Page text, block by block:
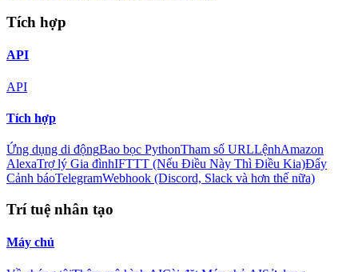
Tích hợp
API
API
Tích hợp
Ứng dụng di độngBao bọc PythonTham số URLLệnhAmazon
AlexaTrợ lý Gia đìnhIFTTT (Nếu Điều Này Thì Điều Kia)Đẩy
Cảnh báoTelegramWebhook (Discord, Slack và hơn thế nữa)
Trí tuệ nhân tạo
Máy chủ